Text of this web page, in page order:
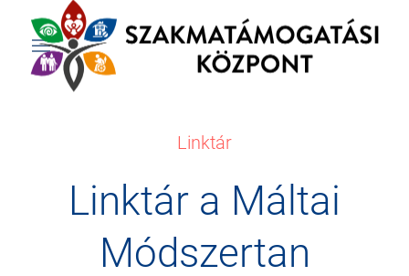
Linktár
Linktár a Máltai
Módszertan